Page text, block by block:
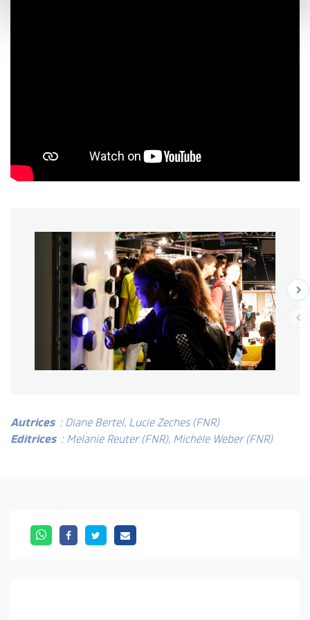
Autrices : Diane Bertel, Lucie Zeches (FNR)
Editrices : Melanie Reuter (FNR), Michèle Weber (FNR)